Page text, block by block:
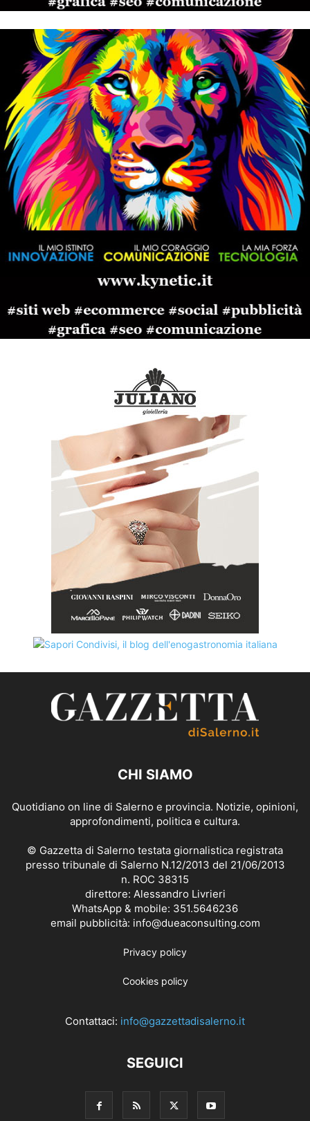
CHI SIAMO
Quotidiano on line di Salerno e provincia. Notizie, opinioni,
approfondimenti, politica e cultura.
© Gazzetta di Salerno testata giornalistica registrata
presso tribunale di Salerno N.12/2013 del 21/06/2013
n. ROC 38315
direttore: Alessandro Livrieri
WhatsApp & mobile: 351.5646236
email pubblicità: info@dueaconsulting.com
Privacy policy
Cookies policy
Contattaci: info@gazzettadisalerno.it
SEGUICI